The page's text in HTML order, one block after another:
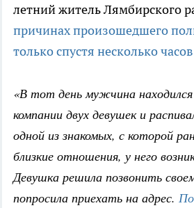
летний житель Лямбирского
причинах произошедшего
только спустя несколько
«В тот день мужчина находился
компании двух девушек и
одной из знакомых, с которой
близкие отношения, у него
Девушка решила позвонить
попросила приехать на адрес.